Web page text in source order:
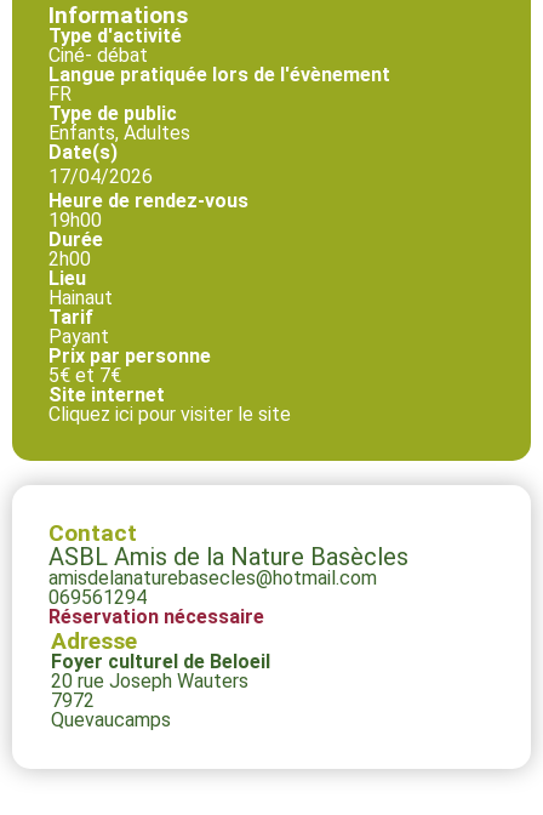
Informations
Type d'activité
Ciné- débat
Langue pratiquée lors de l'évènement
FR
Type de public
Enfants, Adultes
Date(s)
17/04/2026
Heure de rendez-vous
19h00
Durée
2h00
Lieu
Hainaut
Tarif
Payant
Prix par personne
5€ et 7€
Site internet
Cliquez ici pour visiter le site
Contact
ASBL Amis de la Nature Basècles
amisdelanaturebasecles@hotmail.com
069561294
Réservation nécessaire
Adresse
Foyer culturel de Beloeil
20 rue Joseph Wauters
7972
Quevaucamps